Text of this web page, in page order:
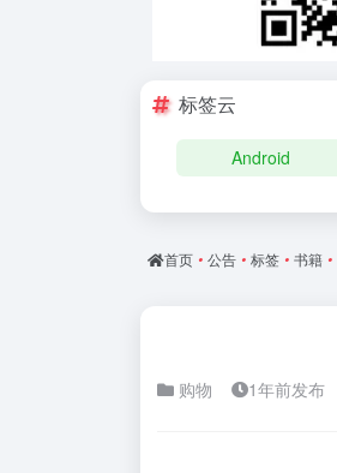
标签云
Android
首页 • 公告 • 标签 • 书籍 •
购物 1年前发布